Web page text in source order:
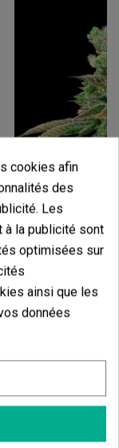
Oreoz
(30)
7,20 €
9,00 €
cookies afin
des
Les
à la publicité sont
optimisées sur
ainsi que les
données